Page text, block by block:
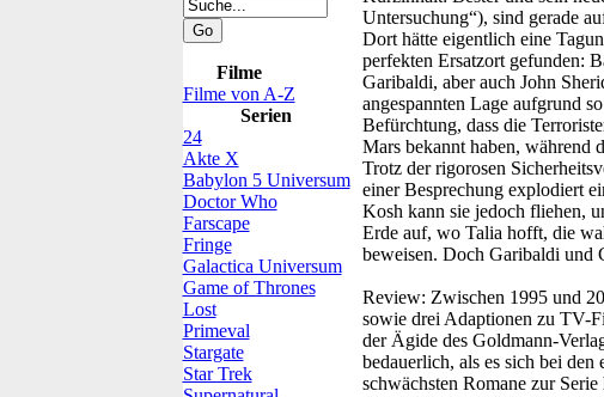
Filme
Filme von A-Z
Serien
24
Akte X
Babylon 5 Universum
Doctor Who
Farscape
Fringe
Galactica Universum
Game of Thrones
Lost
Primeval
Stargate
Star Trek
Untersuchung“), sind gerade
Dort hätte eigentlich eine
perfekten Ersatzort gefunden:
Garibaldi, aber auch John
angespannten Lage aufgrund
Befürchtung, dass die
Mars bekannt haben, während
Trotz der rigorosen
einer Besprechung explodiert
Kosh kann sie jedoch fliehen,
Erde auf, wo Talia hofft, die
beweisen. Doch Garibaldi
Review: Zwischen 1995 und
sowie drei Adaptionen zu TV-
der Ägide des Goldmann-
bedauerlich, als es sich bei den
schwächsten Romane zur